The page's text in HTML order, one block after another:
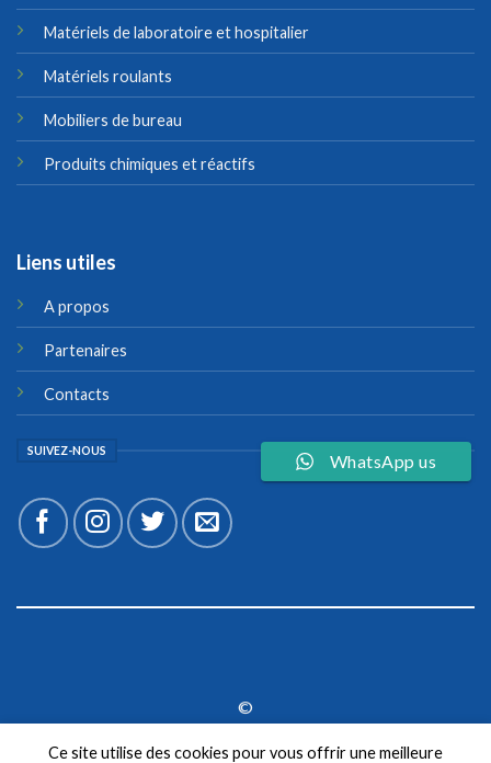
Matériels de laboratoire et hospitalier
Matériels roulants
Mobiliers de bureau
Produits chimiques et réactifs
Liens utiles
A propos
Partenaires
Contacts
SUIVEZ-NOUS
©
Ce site utilise des cookies pour vous offrir une meilleure
WhatsApp us